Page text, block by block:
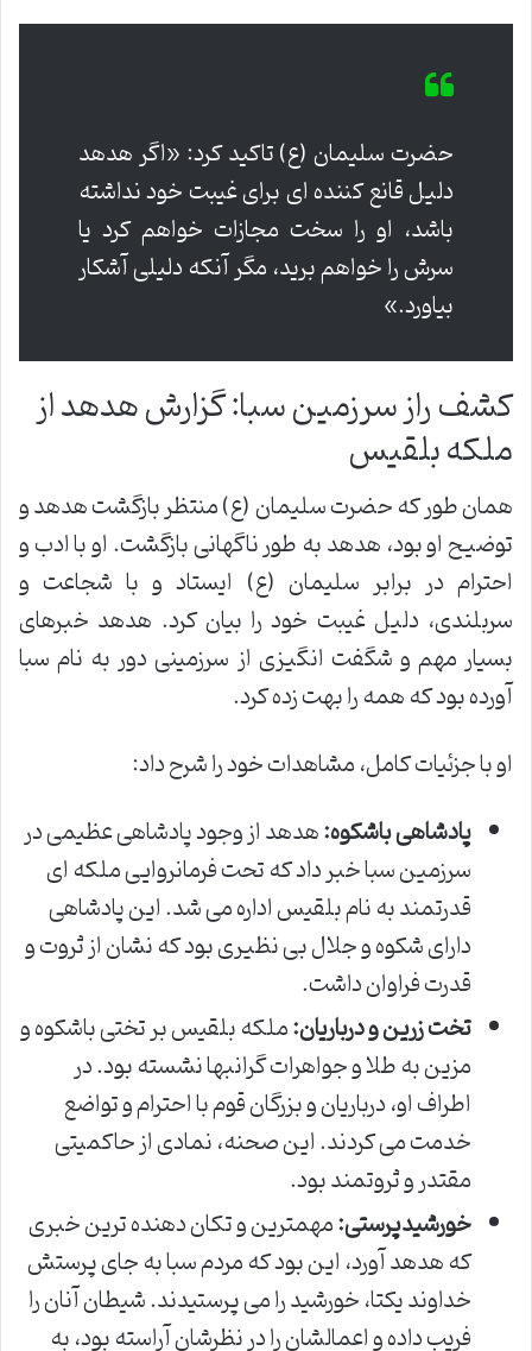
حضرت سلیمان (ع) تاکید کرد: «اگر هدهد
دلیل قانع کننده ای برای غیبت خود نداشته
باشد، او را سخت مجازات خواهم کرد یا
سرش را خواهم برید، مگر آنکه دلیلی آشکار
بیاورد.»
کشف راز سرزمین سبا: گزارش هدهد از
ملکه بلقیس
همان طور که حضرت سلیمان (ع) منتظر بازگشت هدهد و
توضیح او بود، هدهد به طور ناگهانی بازگشت. او با ادب و
احترام در برابر سلیمان (ع) ایستاد و با شجاعت و
سربلندی، دلیل غیبت خود را بیان کرد. هدهد خبرهای
بسیار مهم و شگفت انگیزی از سرزمینی دور به نام سبا
آورده بود که همه را بهت زده کرد.
او با جزئیات کامل، مشاهدات خود را شرح داد:
پادشاهی باشکوه:هدهد از وجود پادشاهی عظیمی در
سرزمین سبا خبر داد که تحت فرمانروایی ملکه ای
قدرتمند به نام بلقیس اداره می شد. این پادشاهی
دارای شکوه و جلال بی نظیری بود که نشان از ثروت و
قدرت فراوان داشت.
تخت زرین و درباریان:ملکه بلقیس بر تختی باشکوه و
مزین به طلا و جواهرات گرانبها نشسته بود. در
اطراف او، درباریان و بزرگان قوم با احترام و تواضع
خدمت می کردند. این صحنه، نمادی از حاکمیتی
مقتدر و ثروتمند بود.
خورشیدپرستی:مهمترین و تکان دهنده ترین خبری
که هدهد آورد، این بود که مردم سبا به جای پرستش
خداوند یکتا، خورشید را می پرستیدند. شیطان آنان را
فریب داده و اعمالشان را در نظرشان آراسته بود، به